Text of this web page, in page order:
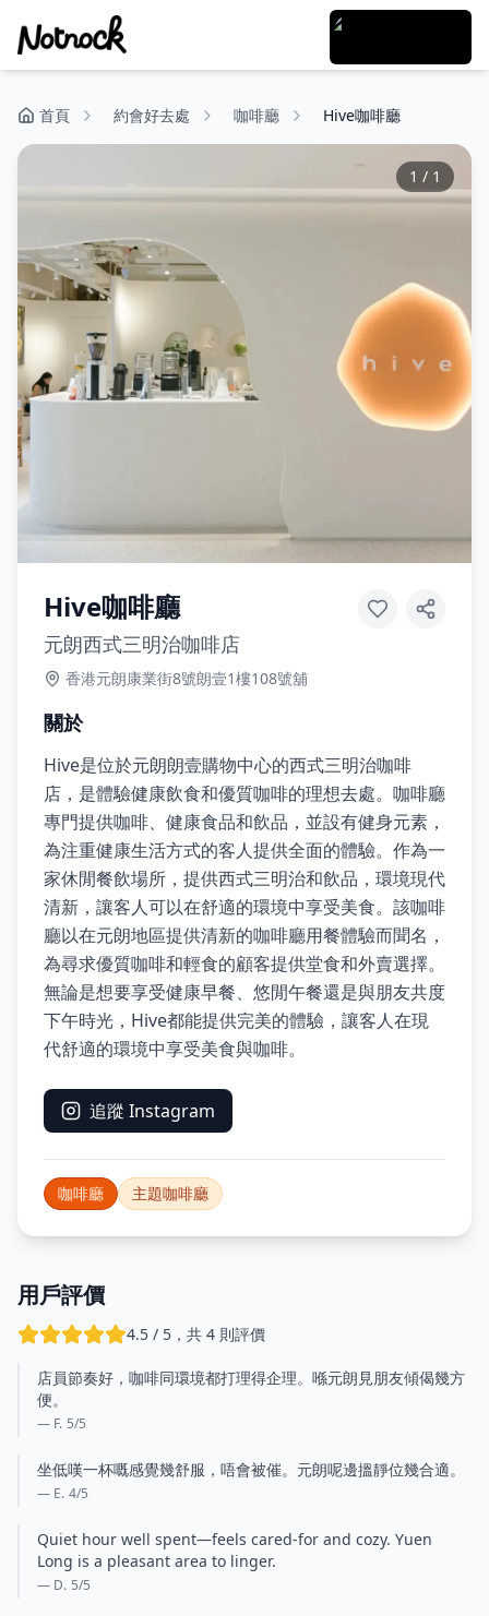
首頁 約會好去處 咖啡廳 Hive咖啡廳
1 / 1
Hive咖啡廳
元朗西式三明治咖啡店
香港元朗康業街8號朗壹1樓108號舖
關於
Hive是位於元朗朗壹購物中心的西式三明治咖啡
店，是體驗健康飲食和優質咖啡的理想去處。咖啡廳
專門提供咖啡、健康食品和飲品，並設有健身元素，
為注重健康生活方式的客人提供全面的體驗。作為一
家休閒餐飲場所，提供西式三明治和飲品，環境現代
清新，讓客人可以在舒適的環境中享受美食。該咖啡
廳以在元朗地區提供清新的咖啡廳用餐體驗而聞名，
為尋求優質咖啡和輕食的顧客提供堂食和外賣選擇。
無論是想要享受健康早餐、悠閒午餐還是與朋友共度
下午時光，Hive都能提供完美的體驗，讓客人在現
代舒適的環境中享受美食與咖啡。
追蹤 Instagram
咖啡廳 主題咖啡廳
用戶評價
4.5 / 5，共 4 則評價
店員節奏好，咖啡同環境都打理得企理。喺元朗見朋友傾偈幾方
便。
— F. 5/5
坐低嘆一杯嘅感覺幾舒服，唔會被催。元朗呢邊搵靜位幾合適。
— E. 4/5
Quiet hour well spent—feels cared-for and cozy. Yuen
Long is a pleasant area to linger.
— D. 5/5